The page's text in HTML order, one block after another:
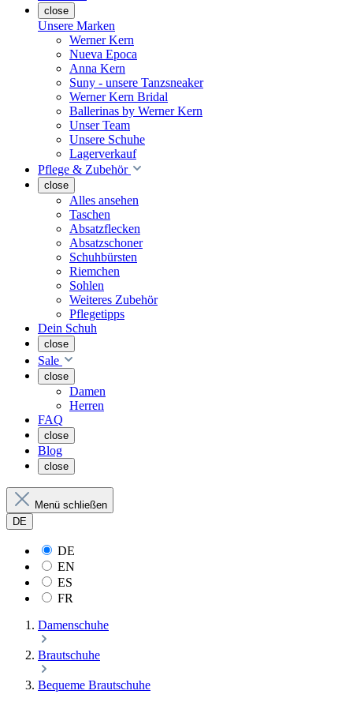
close
Unsere Marken
Werner Kern
Nueva Epoca
Anna Kern
Suny - unsere Tanzsneaker
Werner Kern Bridal
Ballerinas by Werner Kern
Unser Team
Unsere Schuhe
Lagerverkauf
Pflege & Zubehör
close
Alles ansehen
Taschen
Absatzflecken
Absatzschoner
Schuhbürsten
Riemchen
Sohlen
Weiteres Zubehör
Pflegetipps
Dein Schuh
close
Sale
close
Damen
Herren
FAQ
close
Blog
close
Menü schließen
DE
DE
EN
ES
FR
Damenschuhe
Brautschuhe
Bequeme Brautschuhe